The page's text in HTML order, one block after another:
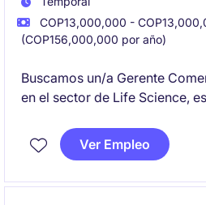
COP13,000,000 -
(COP156,000,000 por año)
Buscamos un/a Gerente
en el sector de Life Science,
comerciales y fomentar
clave. El/la candidato/a ideal
Ver Empleo